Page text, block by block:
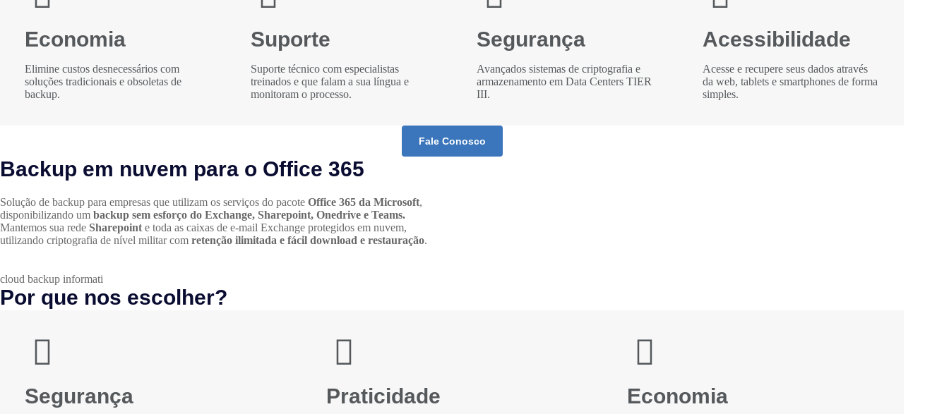
Economia
Elimine custos desnecessários com
soluções tradicionais e obsoletas de
backup.
Suporte
Suporte técnico com especialistas
treinados e que falam a sua língua e
monitoram o processo.
Segurança
Avançados sistemas de criptografia e
armazenamento em Data Centers TIER
III.
Acessibilidade
Acesse e recupere seus dados através
da web, tablets e smartphones de forma
simples.
Fale Conosco
Backup em nuvem para o Office 365
Solução de backup para empresas que utilizam os serviços do pacote Office 365 da Microsoft,
disponibilizando um backup sem esforço do Exchange, Sharepoint, Onedrive e Teams.
Mantemos sua rede Sharepoint e toda as caixas de e-mail Exchange protegidos em nuvem,
utilizando criptografia de nível militar com retenção ilimitada e fácil download e restauração.
cloud backup informati
Por que nos escolher?
Segurança Praticidade Economia